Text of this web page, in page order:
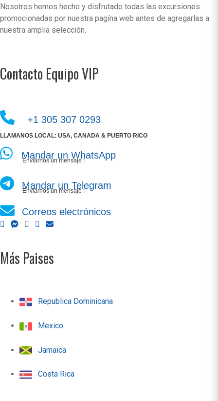
Nosotros hemos hecho y disfrutado todas las excursiones
promocionadas por nuestra pagína web antes de agregarlas a
nuestra amplia selección.
Contacto Equipo VIP
+1 305 307 0293
LLAMANOS LOCAL: USA, CANADA & PUERTO RICO
Mandar un WhatsApp
Enviarnos un mensaje !
Mandar un Telegram
Enviarnos un mensaje !
Correos electrónicos
Más Paises
Republica Dominicana
Mexico
Jamaica
Costa Rica